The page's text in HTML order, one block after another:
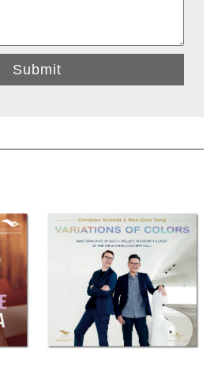
Submit